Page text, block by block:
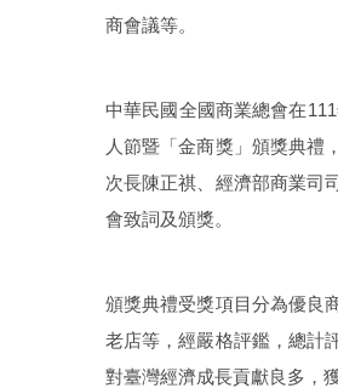
商會議等。
中華民國全國商業總會在
人節暨「金商獎」頒獎典禮
次長陳正祺、經濟部商業司
會致詞及頒獎。
頒獎典禮受獎項目分為優良
老店等，經嚴格評鑑，總計
對臺灣經濟成長貢獻良多，